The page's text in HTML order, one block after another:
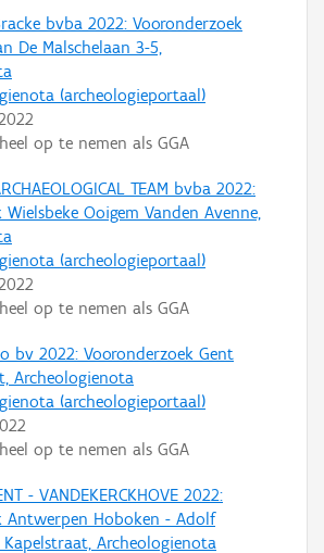
bvba 2022: Vooronderzoek
De Malschelaan 3-5,
(archeologieportaal)
op te nemen als GGA
TEAM bvba 2022:
Ooigem Vanden Avenne,
(archeologieportaal)
op te nemen als GGA
bv 2022: Vooronderzoek Gent
Archeologienota
(archeologieportaal)
op te nemen als GGA
- VANDEKERCKHOVE 2022:
Antwerpen Hoboken - Adolf
Archeologienota